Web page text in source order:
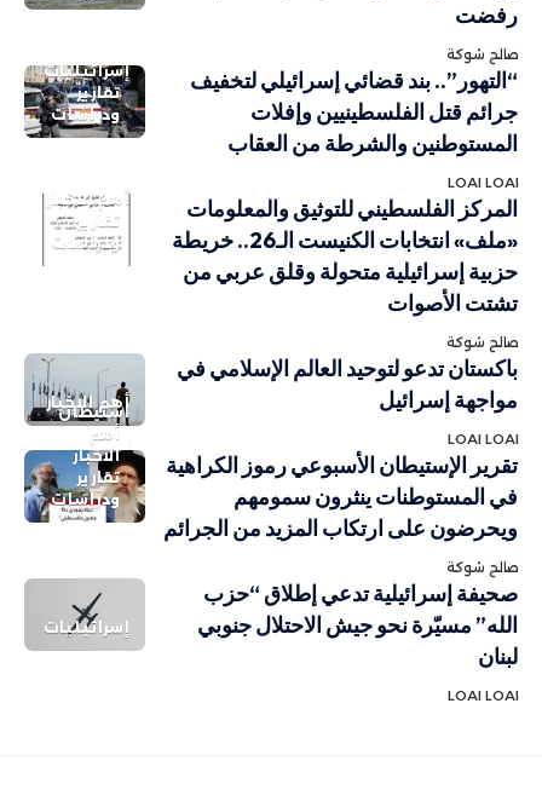
رفضت
صالح شوكة
إسرائيليات
تقارير
ودراسات
“التهور”.. بند قضائي إسرائيلي لتخفيف
جرائم قتل الفلسطينيين وإفلات
المستوطنين والشرطة من العقاب
LOAI LOAI
أهم الاخبار
تقارير
ودراسات
المركز الفلسطيني للتوثيق والمعلومات
«ملف» انتخابات الكنيست الـ26.. خريطة
حزبية إسرائيلية متحولة وقلق عربي من
تشتت الأصوات
صالح شوكة
أهم الاخبار
باكستان تدعو لتوحيد العالم الإسلامي في
مواجهة إسرائيل
LOAI LOAI
استيطان
أهم
الاخبار
تقارير
ودراسات
تقرير الإستيطان الأسبوعي رموز الكراهية
في المستوطنات ينثرون سمومهم
ويحرضون على ارتكاب المزيد من الجرائم
صالح شوكة
إسرائيليات
صحيفة إسرائيلية تدعي إطلاق “حزب
الله” مسيّرة نحو جيش الاحتلال جنوبي
لبنان
LOAI LOAI